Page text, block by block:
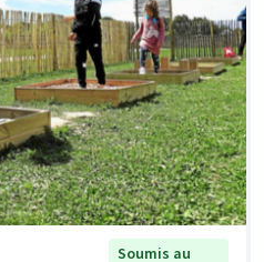
Soumis au